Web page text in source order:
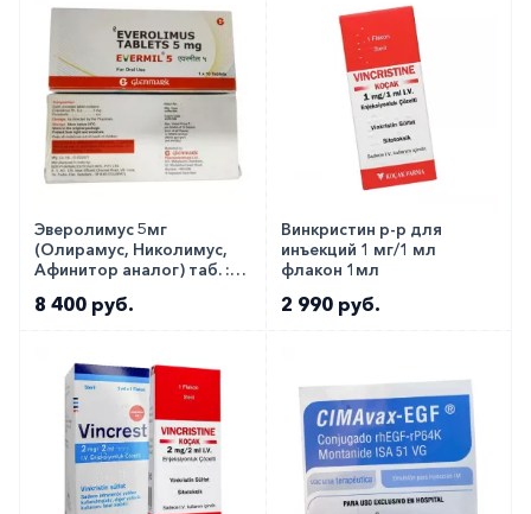
Эверолимус 5мг
(Олирамус, Николимус,
Афинитор аналог) таб. ::
8 400 руб.
Винкристин р-р для
инъекций 1 мг/1 мл
флакон 1мл
2 990 руб.